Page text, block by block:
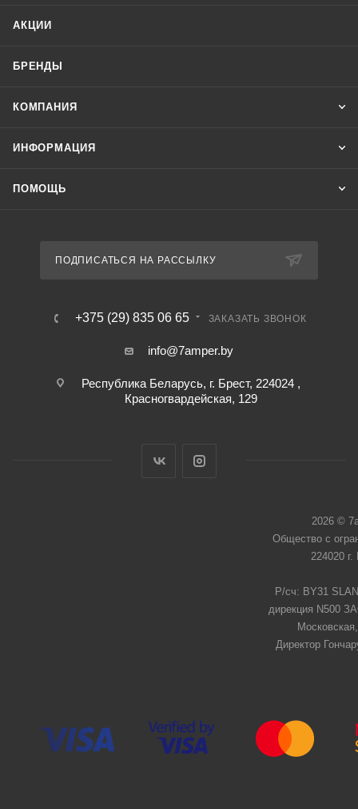
АКЦИИ
БРЕНДЫ
КОМПАНИЯ
ИНФОРМАЦИЯ
ПОМОЩЬ
ПОДПИСАТЬСЯ НА РАССЫЛКУ
+375 (29) 835 06 65 ЗАКАЗАТЬ ЗВОНОК
info@7amper.by
Республика Беларусь, г. Брест, 224024 ,
Красногвардейская, 129
2026 ©
Общество с
224020
Р/сч: BY31
дирекция N500
Директор